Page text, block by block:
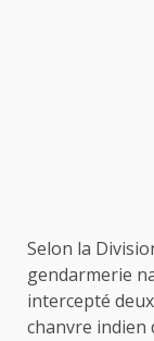
Selon la
gendarmerie
intercepté
chanvre indien